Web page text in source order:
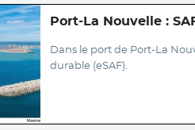
Port-La Nouvelle :
Dans le port de Port-La
durable (eSAF).